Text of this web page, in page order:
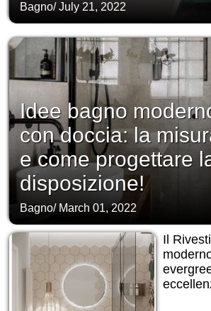
Bagno/July 21, 2022
Idee bagno
con doccia: la
e come progettare
disposizione!
Bagno/ March 01, 2022
Il